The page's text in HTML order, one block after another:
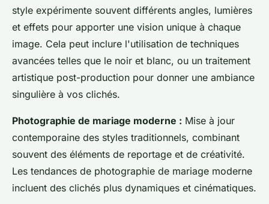
style expérimente souvent différents angles, lumières
et effets pour apporter une vision unique à chaque
image. Cela peut inclure l'utilisation de techniques
avancées telles que le noir et blanc, ou un traitement
artistique post-production pour donner une ambiance
singulière à vos clichés.
Photographie de mariage moderne : Mise à jour
contemporaine des styles traditionnels, combinant
souvent des éléments de reportage et de créativité.
Les tendances de photographie de mariage moderne
incluent des clichés plus dynamiques et cinématiques.